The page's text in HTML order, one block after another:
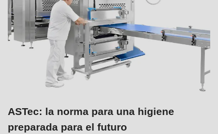
ASTec: la norma para una higiene
preparada para el futuro